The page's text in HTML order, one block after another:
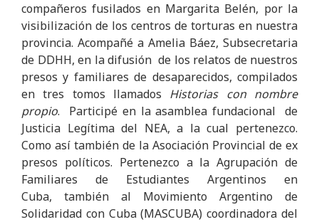
compañeros fusilados en Margarita Belén, por la
visibilización de los centros de torturas en nuestra
provincia. Acompañé a Amelia Báez, Subsecretaria
de DDHH, en la difusión de los relatos de nuestros
presos y familiares de desaparecidos, compilados
en tres tomos llamados Historias con nombre
propio. Participé en la asamblea fundacional de
Justicia Legítima del NEA, a la cual pertenezco.
Como así también de la Asociación Provincial de ex
presos políticos. Pertenezco a la Agrupación de
Familiares de Estudiantes Argentinos en
Cuba, también al Movimiento Argentino de
Solidaridad con Cuba (MASCUBA) coordinadora del